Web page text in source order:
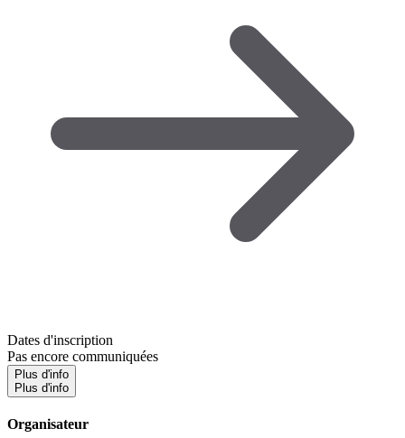
Dates d'inscription
Pas encore communiquées
Plus d'info
Plus d'info
Organisateur